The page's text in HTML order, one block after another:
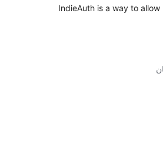
IndieAuth is a way to